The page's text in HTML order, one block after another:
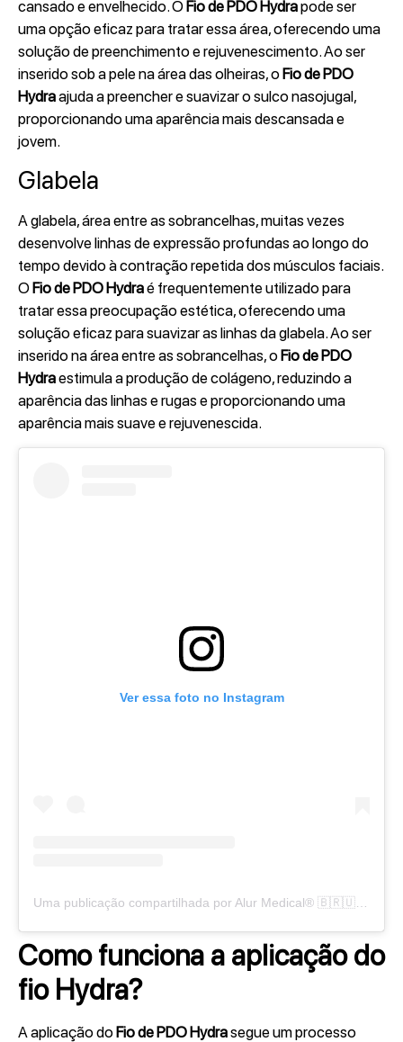
cansado e envelhecido. OFio de PDO Hydrapode ser
uma opção eficaz para tratar essa área, oferecendo uma
solução de preenchimento e rejuvenescimento. Ao ser
inserido sob a pele na área das olheiras, oFio de PDO
Hydraajuda a preencher e suavizar o sulco nasojugal,
proporcionando uma aparência mais descansada e
jovem.
Glabela
A glabela, área entre as sobrancelhas, muitas vezes
desenvolve linhas de expressão profundas ao longo do
tempo devido à contração repetida dos músculos faciais.
OFio de PDO Hydraé frequentemente utilizado para
tratar essa preocupação estética, oferecendo uma
solução eficaz para suavizar as linhas da glabela. Ao ser
inserido na área entre as sobrancelhas, oFio de PDO
Hydraestimula a produção de colágeno, reduzindo a
aparência das linhas e rugas e proporcionando uma
aparência mais suave e rejuvenescida.
Ver essa foto no Instagram
Como funciona a aplicação do
fio Hydra?
A aplicação doFio de PDO Hydrasegue um processo